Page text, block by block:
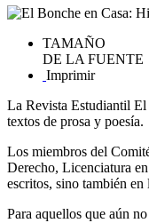
TAMAÑO
DE LA FUENTE
Imprimir
La Revista Estudiantil El
textos de prosa y poesía.
Los miembros del
Derecho, Licenciatura
escritos, sino también
Para aquellos que aún